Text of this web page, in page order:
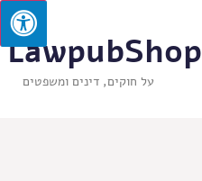
LawpubShop
על חוקים, דינים ומשפטים